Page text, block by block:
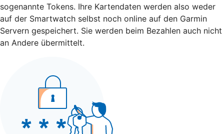
sogenannte Tokens. Ihre Kartendaten werden also weder
auf der Smartwatch selbst noch online auf den Garmin
Servern gespeichert. Sie werden beim Bezahlen auch nicht
an Andere übermittelt.